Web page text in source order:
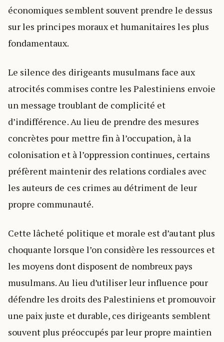
économiques semblent souvent prendre le dessus
sur les principes moraux et humanitaires les plus
fondamentaux.
Le silence des dirigeants musulmans face aux
atrocités commises contre les Palestiniens envoie
un message troublant de complicité et
d’indifférence. Au lieu de prendre des mesures
concrètes pour mettre fin à l’occupation, à la
colonisation et à l’oppression continues, certains
préfèrent maintenir des relations cordiales avec
les auteurs de ces crimes au détriment de leur
propre communauté.
Cette lâcheté politique et morale est d’autant plus
choquante lorsque l’on considère les ressources et
les moyens dont disposent de nombreux pays
musulmans. Au lieu d’utiliser leur influence pour
défendre les droits des Palestiniens et promouvoir
une paix juste et durable, ces dirigeants semblent
souvent plus préoccupés par leur propre maintien